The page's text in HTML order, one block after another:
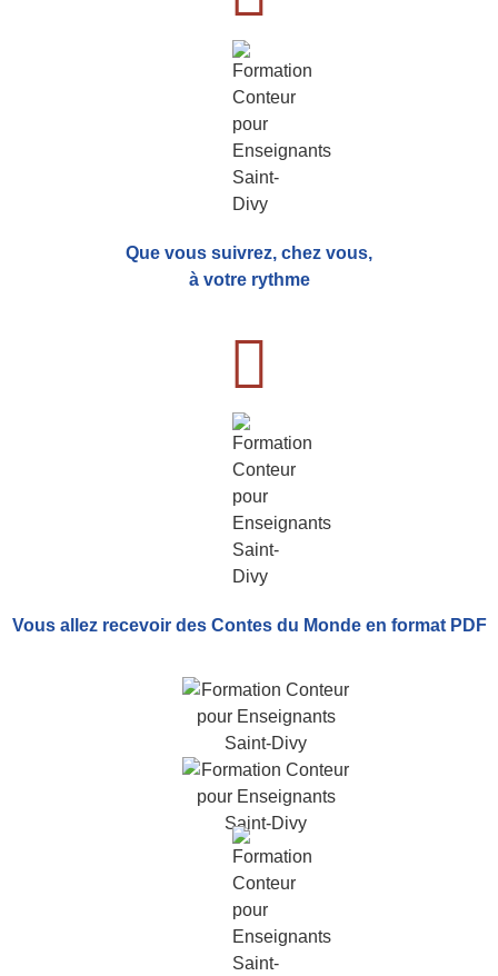
Que vous suivrez, chez vous,
à votre rythme
Vous allez recevoir des Contes du Monde en format PDF